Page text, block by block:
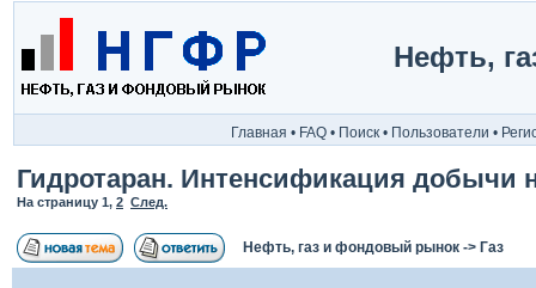
Нефть,
Главная • FAQ • Поиск • Пользователи •
Гидротаран. Интенсификация добычи
На страницу 1, 2 След.
Нефть, газ и фондовый рынок -> Газ